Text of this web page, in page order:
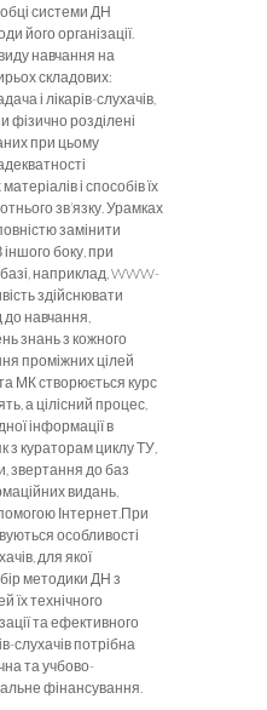
системи ДН
його організації.
навчання на
складових:
і лікарів-слухачів,
фізично розділені
при цьому
і способів їх
зв’язку. Урамках
замінити
боку, при
наприклад, WWW-
здійснювати
навчання,
знань з кожного
проміжних цілей
МК створюється курс
а цілісний процес,
інформації в
з кураторам циклу ТУ,
звертання до баз
видань,
Інтернет.При
особливості
для якої
методики ДН з
їх технічного
та ефективного
слухачів потрібна
та учбово-
фінансування.